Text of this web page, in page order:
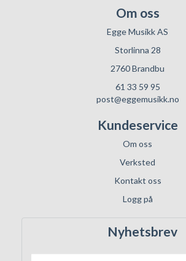
Om oss
Egge Musikk AS
Storlinna 28
2760 Brandbu
61 33 59 95
post@eggemusikk.no
Kundeservice
Om oss
Verksted
Kontakt oss
Logg på
Nyhetsbrev